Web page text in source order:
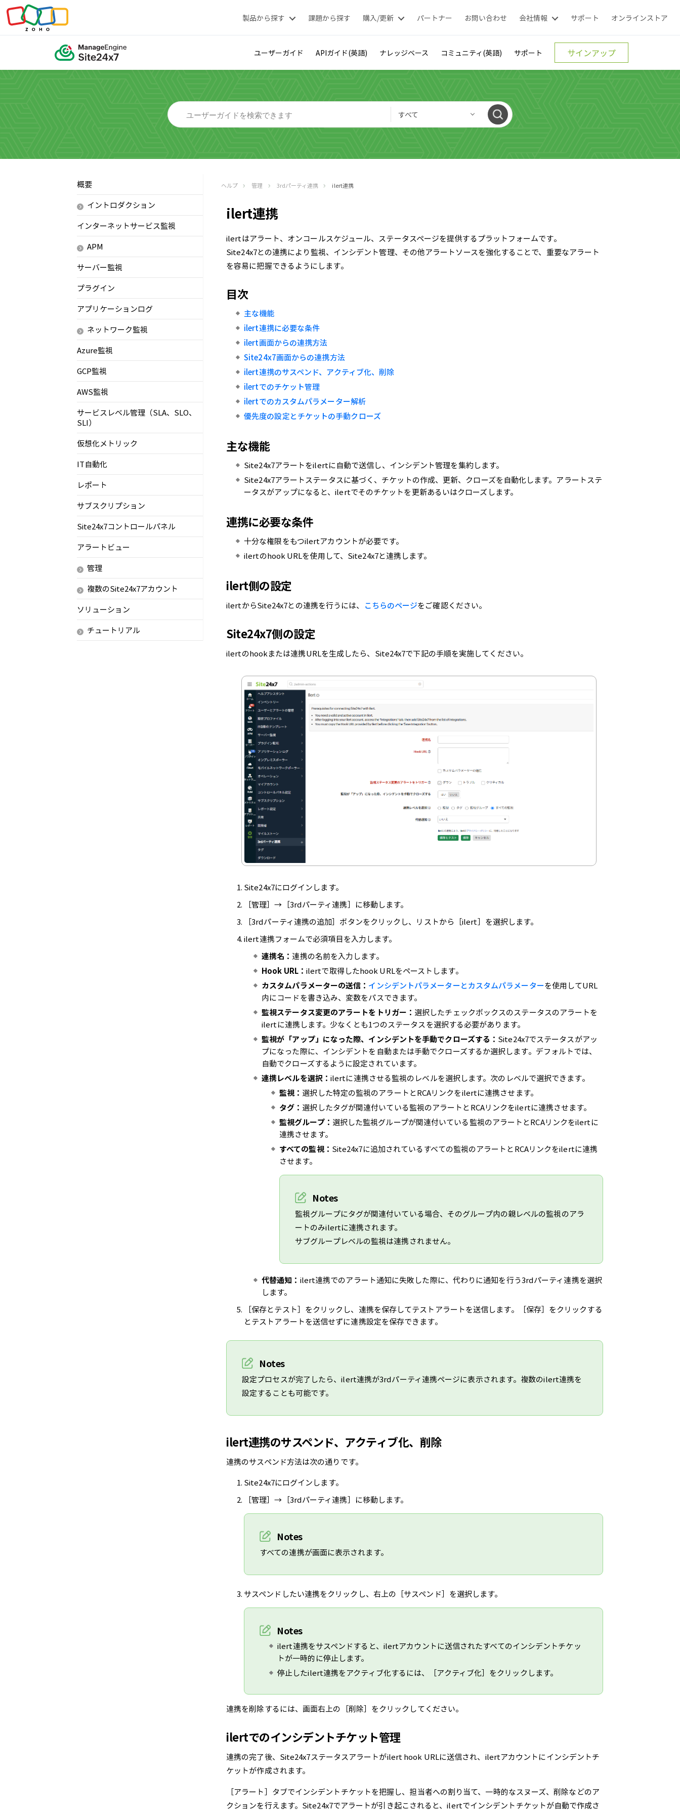
製品から探す 課題から探す 購入/更新 パートナー お問い合わせ 会社情報 サポート オンラインストア
ユーザーガイド APIガイド(英語) ナレッジベース コミュニティ(英語) サポート サインアップ
すべて
概要
イントロダクション
インターネットサービス監視
APM
サーバー監視
プラグイン
アプリケーションログ
ネットワーク監視
Azure監視
GCP監視
AWS監視
サービスレベル管理（SLA、SLO、
SLI）
仮想化メトリック
IT自動化
レポート
サブスクリプション
Site24x7コントロールパネル
アラートビュー
管理
複数のSite24x7アカウント
ソリューション
チュートリアル
ヘルプ 管理 3rdパーティ連携 ilert連携
ilert連携
ilertはアラート、オンコールスケジュール、ステータスページを提供するプラットフォームです。
Site24x7との連携により監視、インシデント管理、その他アラートソースを強化することで、重要なアラート
を容易に把握できるようにします。
目次
主な機能
ilert連携に必要な条件
ilert画面からの連携方法
Site24x7画面からの連携方法
ilert連携のサスペンド、アクティブ化、削除
ilertでのチケット管理
ilertでのカスタムパラメーター解析
優先度の設定とチケットの手動クローズ
主な機能
Site24x7アラートをilertに自動で送信し、インシデント管理を集約します。
Site24x7アラートステータスに基づく、チケットの作成、更新、クローズを自動化します。アラートステ
ータスがアップになると、ilertでそのチケットを更新あるいはクローズします。
連携に必要な条件
十分な権限をもつilertアカウントが必要です。
ilertのhook URLを使用して、Site24x7と連携します。
ilert側の設定
ilertからSite24x7との連携を行うには、 こちらのページをご確認ください。
Site24x7側の設定
ilertのhookまたは連携URLを生成したら、Site24x7で下記の手順を実施してください。
Site24x7にログインします。
［管理］→［3rdパーティ連携］に移動します。
［3rdパーティ連携の追加］ボタンをクリックし、リストから［ilert］を選択します。
ilert連携フォームで必須項目を入力します。
連携名： 連携の名前を入力します。
Hook URL： ilertで取得したhook URLをペーストします。
カスタムパラメーターの送信： インシデントパラメーターとカスタムパラメーターを使用してURL
内にコードを書き込み、変数をパスできます。
監視ステータス変更のアラートをトリガー： 選択したチェックボックスのステータスのアラートを
ilertに連携します。少なくとも1つのステータスを選択する必要があります。
監視が「アップ」になった際、インシデントを手動でクローズする： Site24x7でステータスがアッ
プになった際に、インシデントを自動または手動でクローズするか選択します。デフォルトでは、
自動でクローズするように設定されています。
連携レベルを選択： ilertに連携させる監視のレベルを選択します。次のレベルで選択できます。
監視： 選択した特定の監視のアラートとRCAリンクをilertに連携させます。
タグ： 選択したタグが関連付いている監視のアラートとRCAリンクをilertに連携させます。
監視グループ： 選択した監視グループが関連付いている監視のアラートとRCAリンクをilertに
連携させます。
すべての監視： Site24x7に追加されているすべての監視のアラートとRCAリンクをilertに連携
させます。
Notes
監視グループにタグが関連付いている場合、そのグループ内の親レベルの監視のアラ
ートのみilertに連携されます。
サブグループレベルの監視は連携されません。
代替通知： ilert連携でのアラート通知に失敗した際に、代わりに通知を行う3rdパーティ連携を選択
します。
［保存とテスト］をクリックし、連携を保存してテストアラートを送信します。［保存］をクリックする
とテストアラートを送信せずに連携設定を保存できます。
Notes
設定プロセスが完了したら、ilert連携が3rdパーティ連携ページに表示されます。複数のilert連携を
設定することも可能です。
ilert連携のサスペンド、アクティブ化、削除
連携のサスペンド方法は次の通りです。
Site24x7にログインします。
［管理］→［3rdパーティ連携］に移動します。
Notes
すべての連携が画面に表示されます。
サスペンドしたい連携をクリックし、右上の［サスペンド］を選択します。
Notes
ilert連携をサスペンドすると、ilertアカウントに送信されたすべてのインシデントチケッ
トが一時的に停止します。
停止したilert連携をアクティブ化するには、［アクティブ化］をクリックします。
連携を削除するには、画面右上の［削除］をクリックしてください。
ilertでのインシデントチケット管理
連携の完了後、Site24x7ステータスアラートがilert hook URLに送信され、ilertアカウントにインシデントチ
ケットが作成されます。
［アラート］タブでインシデントチケットを把握し、担当者への割り当て、一時的なスヌーズ、削除などのア
クションを行えます。Site24x7でアラートが引き起こされると、ilertでインシデントチケットが自動で作成さ